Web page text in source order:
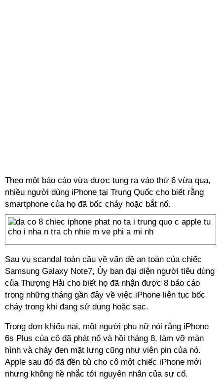
Theo một báo cáo vừa được tung ra vào thứ 6 vừa qua,
nhiều người dùng iPhone tại Trung Quốc cho biết rằng
smartphone của họ đã bốc cháy hoặc bắt nổ.
Sau vụ scandal toàn cầu về vấn đề an toàn của chiếc
Samsung Galaxy Note7, Ủy ban đại diện người tiêu dùng
của Thượng Hải cho biết họ đã nhận được 8 báo cáo
trong những tháng gần đây về việc iPhone liên tục bốc
cháy trong khi đang sử dụng hoặc sạc.
Trong đơn khiếu nại, một người phụ nữ nói rằng iPhone
6s Plus của cô đã phát nổ và hồi tháng 8, làm vỡ màn
hình và cháy đen mặt lưng cũng như viên pin của nó.
Apple sau đó đã đền bù cho cô một chiếc iPhone mới
nhưng không hề nhắc tới nguyên nhân của sự cố.